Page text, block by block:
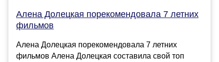
Алена Долецкая порекомендовала 7 летних
фильмов
Алена Долецкая порекомендовала 7 летних
фильмов Алена Долецкая составила свой топ